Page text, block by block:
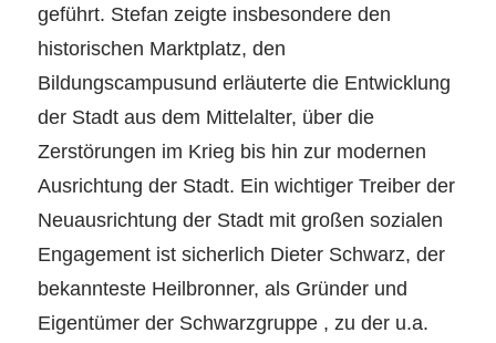
geführt. Stefan zeigte insbesondere den
historischen Marktplatz, den
Bildungscampusund erläuterte die Entwicklung
der Stadt aus dem Mittelalter, über die
Zerstörungen im Krieg bis hin zur modernen
Ausrichtung der Stadt. Ein wichtiger Treiber der
Neuausrichtung der Stadt mit großen sozialen
Engagement ist sicherlich Dieter Schwarz, der
bekannteste Heilbronner, als Gründer und
Eigentümer der Schwarzgruppe , zu der u.a.